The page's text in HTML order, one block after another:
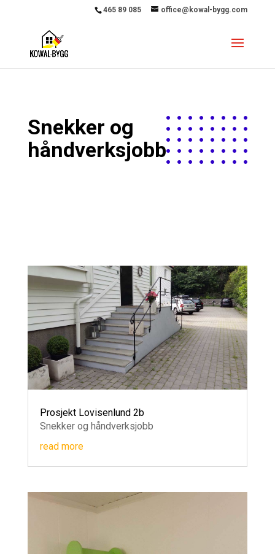
465 89 085 office@kowal-bygg.com
Snekker og
håndverksjobb
Prosjekt Lovisenlund 2b
Snekker og håndverksjobb
read more